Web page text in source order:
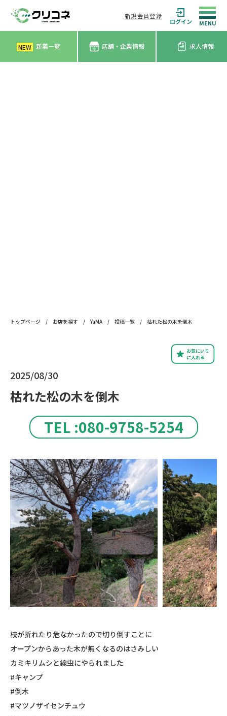
新規会員登録
ログイン
NEW 新着一覧 店舗・企業情報 求人情報
トップページ / お店を探す / YaMA / 投稿一覧 / 枯れた松の木を倒木
2025/08/30
枯れた松の木を倒木
お気にいり
に入れる
TEL :080-9758-5254
枝が折れたり危なかったので切り倒すことに
オープンからあった木が無くなるのはさみしい
カミキリムシと線虫にやられました
#キャンプ
#倒木
#マツノザイセンチュウ